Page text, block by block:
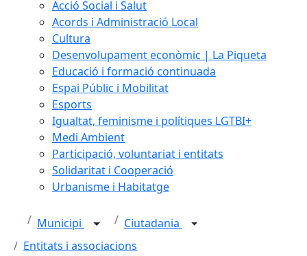
Acció Social i Salut
Acords i Administració Local
Cultura
Desenvolupament econòmic | La Piqueta
Educació i formació continuada
Espai Públic i Mobilitat
Esports
Igualtat, feminisme i polítiques LGTBI+
Medi Ambient
Participació, voluntariat i entitats
Solidaritat i Cooperació
Urbanisme i Habitatge
Municipi
Ciutadania
Entitats i associacions